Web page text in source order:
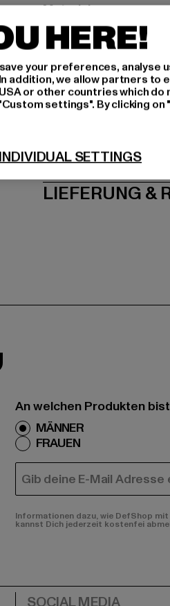
Art.Nr: SP029-00110
Hersteller: TB
Dr.-Robert-Murjahn-
LIEFERUNG &
An welchen Produkten
MÄNNER
FRAUEN
E-MAIL
Informationen dazu, wie DefShop
kannst Dich jederzeit kostenfei
HERE!
your preferences, analyse
we allow partners to
or other countries which do
settings". By clicking
SETTINGS